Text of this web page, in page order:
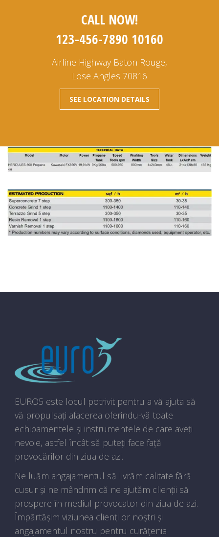
CALL NOW!
123-456-7890 10160
Airline Highway Baton Rouge,
Lose Angles 70816
SEE LOCATION DETAILS
EURO5 este locul potrivit pentru a vă ajuta să
vă propulsați afacerea oferindu-vă toate
echipamentele și instrumentele de care aveți
nevoie, astfel încât să puteți face față
provocărilor din ziua de azi.
Ne luăm angajamentul să livrăm calitate fără
cusur și ne mândrim că ne ajutăm clienții să
prospere în mediul provocator din ziua de azi.
Împărtășim viziunea clienților noștri și
angajamentul nostru pentru curățenia